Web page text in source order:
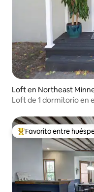
Loft en Northeast
Loft de 1 dormitorio en
De los mejores en
Favorito entre